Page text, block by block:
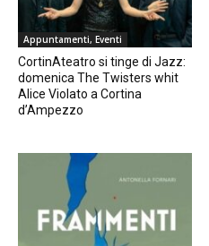
Appuntamenti, Eventi
CortinAteatro si tinge di Jazz:
domenica The Twisters whit
Alice Violato a Cortina
d’Ampezzo